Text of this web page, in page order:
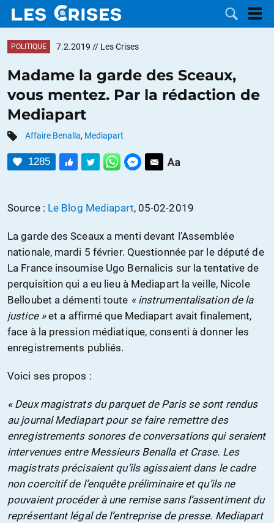
DOSSIERS
CATÉGORIES
MOTS CLÉS
DON
POLITIQUE 7.2.2019 // Les Crises
Madame la garde des Sceaux,
vous mentez. Par la rédaction de
Mediapart
Affaire Benalla, Mediapart
1285
Source : Le Blog Mediapart, 05-02-2019
La garde des Sceaux a menti devant l’Assemblée
nationale, mardi 5 février. Questionnée par le député de
La France insoumise Ugo Bernalicis sur la tentative de
perquisition qui a eu lieu à Mediapart la veille, Nicole
Belloubet a démenti toute « instrumentalisation de la
justice »et a affirmé que Mediapart avait finalement,
face à la pression médiatique, consenti à donner les
enregistrements publiés.
Voici ses propos :
« Deux magistrats du parquet de Paris se sont rendus
au journal Mediapart pour se faire remettre des
enregistrements sonores de conversations qui seraient
intervenues entre Messieurs Benalla et Crase. Les
magistrats précisaient qu’ils agissaient dans le cadre
non coercitif de l’enquête préliminaire et qu’ils ne
pouvaient procéder à une remise sans l’assentiment du
représentant légal de l’entreprise de presse. Mediapart